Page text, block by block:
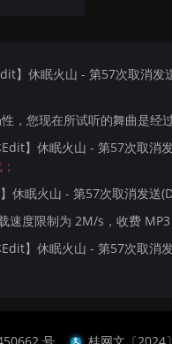
】休眠火山 - 第57次取消
，您现在所试听的舞曲是
】休眠火山 - 第57次取消
休眠火山 - 第57次取消发送
速度限制为 2M/s，收费 MP3
】休眠火山 - 第57次取消
号 桂网文〔2024